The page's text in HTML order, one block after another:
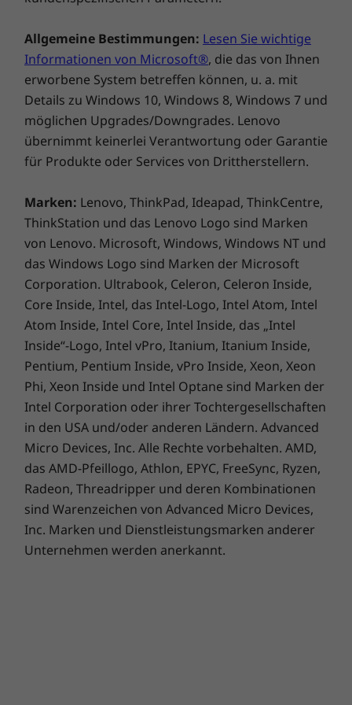
Modernes Design für mehr Sicherheit
Das Yoga AIO 7 hat jetzt einen kleineren
Standfuß und schafft so mehr Platz auf dem
Schreibtisch. Die schmaleren Displayränder
sorgen für eine größere Anzeigefläche und
angenehmeres Arbeiten. Die 5-MP-IR-Kamera
liefert bessere Bilder bei Videokonferenzen,
beim Live-Streaming oder beim Vlogging und
meldet Sie per Gesichtserkennung innerhalb
von Sekunden an Ihrem PC an. Die integrierte
mechanische Webcam-Abdeckung sorgt bei
Bedarf für umfassende Privatsphäre.
Allgemeine Bestimmungen: Lesen Sie wichtige
Informationen von Microsoft®, die das von Ihnen
erworbene System betreffen können, u. a. mit
Details zu Windows 10, Windows 8, Windows 7 und
möglichen Upgrades/Downgrades. Lenovo
übernimmt keinerlei Verantwortung oder Garantie
für Produkte oder Services von Drittherstellern.
Marken: Lenovo, ThinkPad, Ideapad, ThinkCentre,
ThinkStation und das Lenovo Logo sind Marken
von Lenovo. Microsoft, Windows, Windows NT und
das Windows Logo sind Marken der Microsoft
Corporation. Ultrabook, Celeron, Celeron Inside,
Core Inside, Intel, das Intel-Logo, Intel Atom, Intel
Atom Inside, Intel Core, Intel Inside, das „Intel
Inside“-Logo, Intel vPro, Itanium, Itanium Inside,
Pentium, Pentium Inside, vPro Inside, Xeon, Xeon
Phi, Xeon Inside und Intel Optane sind Marken der
Intel Corporation oder ihrer Tochtergesellschaften
in den USA und/oder anderen Ländern. Advanced
Micro Devices, Inc. Alle Rechte vorbehalten. AMD,
das AMD-Pfeillogo, Athlon, EPYC, FreeSync, Ryzen,
Radeon, Threadripper und deren Kombinationen
sind Warenzeichen von Advanced Micro Devices,
Inc. Marken und Dienstleistungsmarken anderer
Unternehmen werden anerkannt.